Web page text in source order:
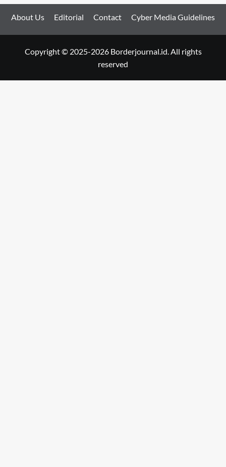
About Us Editorial Contact Cyber Media Guidelines
Copyright © 2025-2026 Borderjournal.id. All rights
reserved